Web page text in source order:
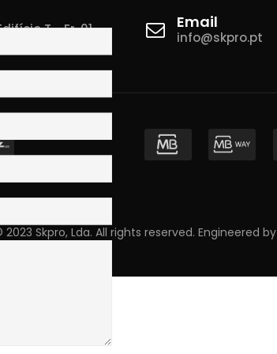
T - Fr. 01
Email
info@skpro.pt
Skpro, Lda. All rights reserved. Engineered by